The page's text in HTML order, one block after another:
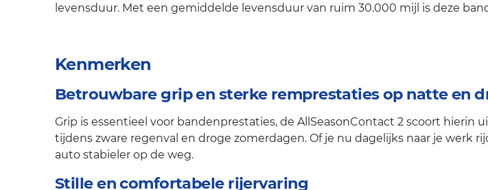
levensduur. Met een gemiddelde levensduur van ruim 30.000 mijl is deze
Kenmerken
Betrouwbare grip en sterke remprestaties op natte en
Grip is essentieel voor bandenprestaties, de AllSeasonContact 2 scoort hierin
tijdens zware regenval en droge zomerdagen. Of je nu dagelijks naar je werk
auto stabieler op de weg.
Stille en comfortabele rijervaring